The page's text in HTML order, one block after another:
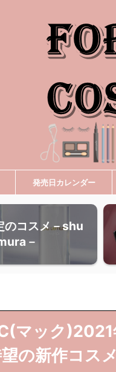
発売日カレンダー
のコスメ－shu
－
マック
の新作コス